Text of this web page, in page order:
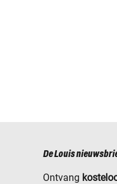
De Louis
Ontvang